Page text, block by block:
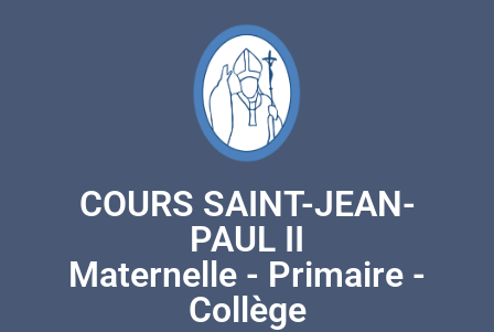
COURS SAINT-JEAN-
PAUL II
Maternelle - Primaire -
Collège